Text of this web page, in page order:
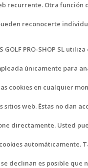
recurrente. Otra función
reconocerte
GOLF PRO-SHOP SL
únicamente para
cookies en cualquier
sitios web. Éstas no dan
directamente. Usted
automáticamente.
declinan es posible